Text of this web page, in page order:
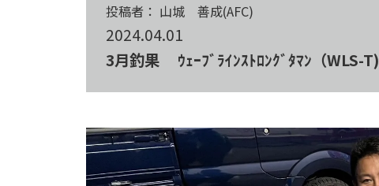
投稿者： 山城 善成(AFC)
2024.04.01
3月釣果 ｳｪｰﾌﾞﾗｲﾝｽﾄﾛﾝｸﾞﾀﾏﾝ（WLS-T)